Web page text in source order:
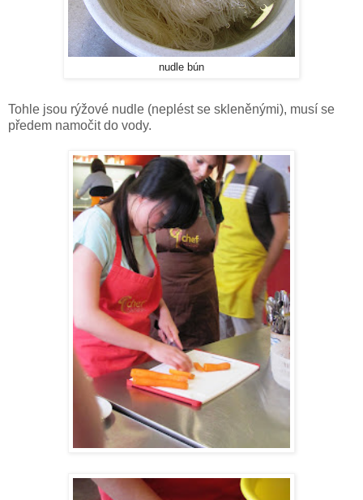
nudle bún
Tohle jsou rýžové nudle (neplést se skleněnými), musí se
předem namočit do vody.